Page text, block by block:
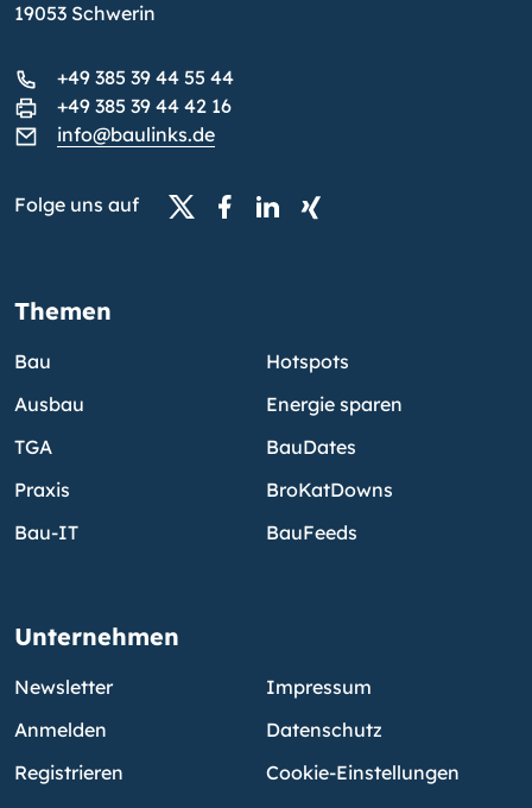
19053 Schwerin
+49 385 39 44 55 44
+49 385 39 44 42 16
info@baulinks.de
Folge uns auf
Themen
Bau
Ausbau
TGA
Praxis
Bau-IT
Hotspots
Energie sparen
BauDates
BroKatDowns
BauFeeds
Unternehmen
Newsletter
Anmelden
Registrieren
Impressum
Datenschutz
Cookie-Einstellungen